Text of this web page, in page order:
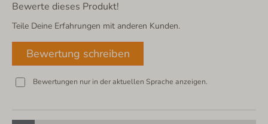
Bewerte dieses Produkt!
Teile Deine Erfahrungen mit anderen Kunden.
Bewertung schreiben
Bewertungen nur in der aktuellen Sprache anzeigen.